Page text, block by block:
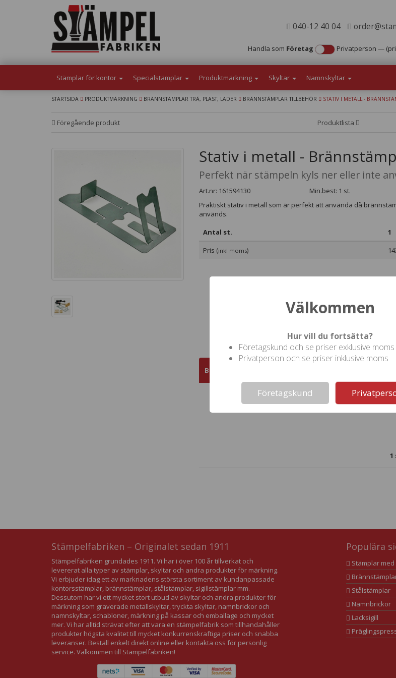
040-12 40 04
Handla som Företag Privatperson —
Stämplar för kontor Specialstämplar Produktmärkning Skyltar Namnskyltar
STARTSIDA PRODUKTMÄRKNING BRÄNNSTÄMPLAR TRÄ, PLAST, LÄDER BRÄNNSTÄMPLAR TILLBEHÖR STATIV I METALL -
Föregående produkt Produktlista
Stativ i metall -
Perfekt när stämpeln kyls ner eller inte
Art.nr: 161594130 Min.best: 1 st.
Praktiskt stativ i metall som är perfekt att använda då
används.
Antal st.
1
Pris (inkl moms)
Beställ denna produkt
1
Stämpelfabriken – Originalet sedan 1911
Stämpelfabriken grundades 1911. Vi har i över 100 år tillverkat och
levererat alla typer av stämplar, skyltar och andra produkter för märkning.
Vi erbjuder idag ett av marknadens största sortiment av kundanpassade
kontorsstämplar, brännstämplar, stålstämplar, sigillstämplar mm.
Dessutom har vi ett mycket stort utbud av skyltar och andra produkter för
märkning som graverade metallskyltar, tryckta skyltar, namnbrickor och
namnskyltar, schabloner, märkning på kassar och emballage och mycket
mer. Vi har alltid strävat efter att vara en stämpelfabrik som tillhandahåller
produkter högsta kvalitet till mycket konkurrenskraftiga priser och snabba
leveranser. Beställ enkelt direkt online eller kontakta oss för personlig
service. Välkommen till Stämpelfabriken!
Populära
Stämplar
Stålstämplar
Namnbrickor
Lacksigill
Välkommen
Hur vill du fortsätta?
Företagskund och se priser exklusive moms
Privatperson och se priser inklusive moms
Företagskund